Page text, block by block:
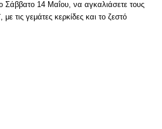
Σάββατο 14 Μαΐου, να αγκαλιάσετε τους
γεμάτες κερκίδες και το ζεστό